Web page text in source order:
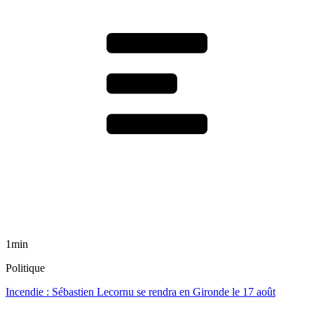
1min
Politique
Incendie : Sébastien Lecornu se rendra en Gironde le 17 août